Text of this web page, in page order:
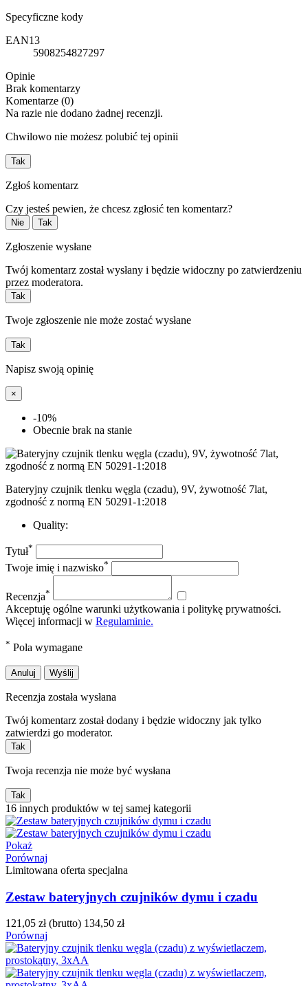
Specyficzne kody
EAN13
5908254827297
Opinie
Brak komentarzy
Komentarze (0)
Na razie nie dodano żadnej recenzji.
Chwilowo nie możesz polubić tej opinii
Tak
Zgłoś komentarz
Czy jesteś pewien, że chcesz zgłosić ten komentarz?
Nie Tak
Zgłoszenie wysłane
Twój komentarz został wysłany i będzie widoczny po zatwierdzeniu
przez moderatora.
Tak
Twoje zgłoszenie nie może zostać wysłane
Tak
Napisz swoją opinię
×
-10%
Obecnie brak na stanie
Bateryjny czujnik tlenku węgla (czadu), 9V, żywotność 7lat,
zgodność z normą EN 50291-1:2018
Quality:
Tytuł*
Twoje imię i nazwisko*
Recenzja*
Akceptuję ogólne warunki użytkowania i politykę prywatności.
Więcej informacji w Regulaminie.
* Pola wymagane
Anuluj Wyślij
Recenzja została wysłana
Twój komentarz został dodany i będzie widoczny jak tylko
zatwierdzi go moderator.
Tak
Twoja recenzja nie może być wysłana
Tak
16 innych produktów w tej samej kategorii
Pokaż
Porównaj
Limitowana oferta specjalna
Zestaw bateryjnych czujników dymu i czadu
121,05 zł (brutto) 134,50 zł
Porównaj